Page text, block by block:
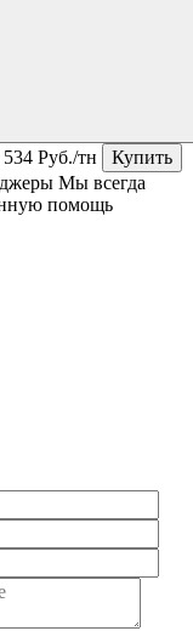
534 Руб./тн
Купить
Мы всегда
помощь